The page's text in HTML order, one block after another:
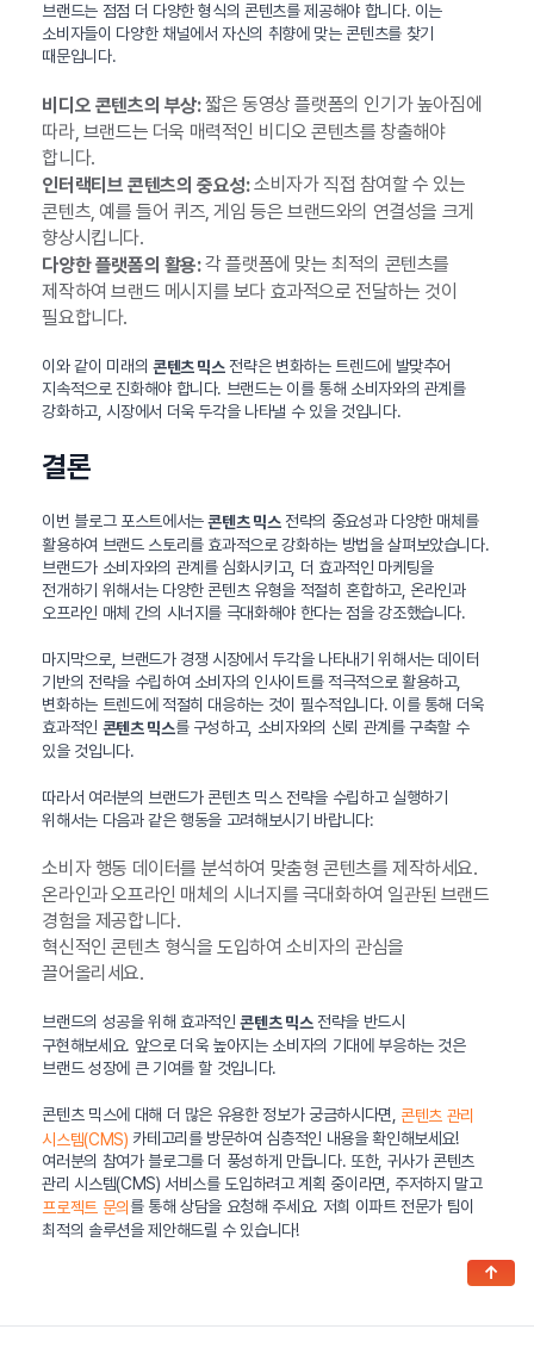
브랜드는 점점 더 다양한 형식의 콘텐츠를 제공해야 합니다. 이는
소비자들이 다양한 채널에서 자신의 취향에 맞는 콘텐츠를 찾기
때문입니다.
비디오 콘텐츠의 부상:짧은 동영상 플랫폼의 인기가 높아짐에
따라, 브랜드는 더욱 매력적인 비디오 콘텐츠를 창출해야
합니다.
인터랙티브 콘텐츠의 중요성:소비자가 직접 참여할 수 있는
콘텐츠, 예를 들어 퀴즈, 게임 등은 브랜드와의 연결성을 크게
향상시킵니다.
다양한 플랫폼의 활용:각 플랫폼에 맞는 최적의 콘텐츠를
제작하여 브랜드 메시지를 보다 효과적으로 전달하는 것이
필요합니다.
이와 같이 미래의 콘텐츠 믹스전략은 변화하는 트렌드에 발맞추어
지속적으로 진화해야 합니다. 브랜드는 이를 통해 소비자와의 관계를
강화하고, 시장에서 더욱 두각을 나타낼 수 있을 것입니다.
결론
이번 블로그 포스트에서는콘텐츠 믹스전략의 중요성과 다양한 매체를
활용하여 브랜드 스토리를 효과적으로 강화하는 방법을 살펴보았습니다.
브랜드가 소비자와의 관계를 심화시키고, 더 효과적인 마케팅을
전개하기 위해서는 다양한 콘텐츠 유형을 적절히 혼합하고, 온라인과
오프라인 매체 간의 시너지를 극대화해야 한다는 점을 강조했습니다.
마지막으로, 브랜드가 경쟁 시장에서 두각을 나타내기 위해서는 데이터
기반의 전략을 수립하여 소비자의 인사이트를 적극적으로 활용하고,
변화하는 트렌드에 적절히 대응하는 것이 필수적입니다. 이를 통해 더욱
효과적인 콘텐츠 믹스를 구성하고, 소비자와의 신뢰 관계를 구축할 수
있을 것입니다.
따라서 여러분의 브랜드가 콘텐츠 믹스 전략을 수립하고 실행하기
위해서는 다음과 같은 행동을 고려해보시기 바랍니다:
소비자 행동 데이터를 분석하여 맞춤형 콘텐츠를 제작하세요.
온라인과 오프라인 매체의 시너지를 극대화하여 일관된 브랜드
경험을 제공합니다.
혁신적인 콘텐츠 형식을 도입하여 소비자의 관심을
끌어올리세요.
브랜드의 성공을 위해 효과적인콘텐츠 믹스전략을 반드시
구현해보세요. 앞으로 더욱 높아지는 소비자의 기대에 부응하는 것은
브랜드 성장에 큰 기여를 할 것입니다.
콘텐츠 믹스에 대해 더 많은 유용한 정보가 궁금하시다면, 콘텐츠 관리
시스템(CMS) 카테고리를 방문하여 심층적인 내용을 확인해보세요!
여러분의 참여가 블로그를 더 풍성하게 만듭니다. 또한, 귀사가 콘텐츠
관리 시스템(CMS) 서비스를 도입하려고 계획 중이라면, 주저하지 말고
프로젝트 문의 를 통해 상담을 요청해 주세요. 저희 이파트 전문가 팀이
최적의 솔루션을 제안해드릴 수 있습니다!
↑